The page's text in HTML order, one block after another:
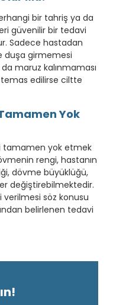
bir tahriş ya da
güvenilir bir tedavi
Sadece hastadan
duşa girmemesi
da maruz kalınmaması
temas edilirse ciltte
Yok
tamamen yok etmek
rengi, hastanın
dövme büyüklüğü,
değiştirebilmektedir.
söz konusu
belirlenen tedavi